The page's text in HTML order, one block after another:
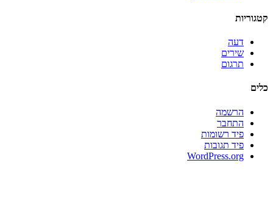
קטגוריות
דעה
שירים
תרגום
כלים
הרשמה
התחבר
פיד רשומות
פיד תגובות
WordPress.org